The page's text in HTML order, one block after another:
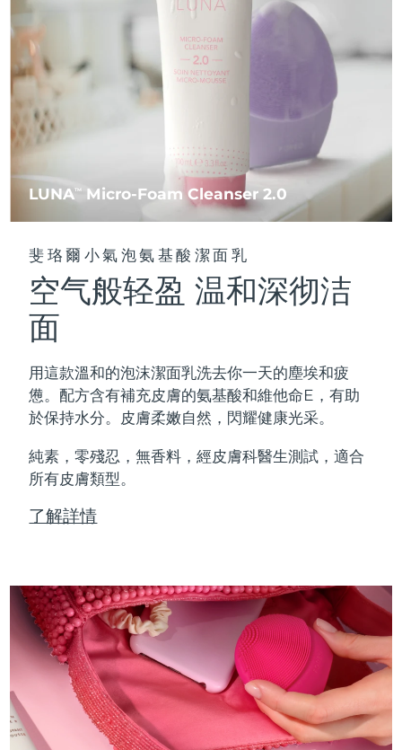
LUNATM Micro-Foam Cleanser 2.0
斐珞爾小氣泡氨基酸潔面乳
空气般轻盈 温和深彻洁
面
用這款溫和的泡沫潔面乳洗去你一天的塵埃和疲
憊。配方含有補充皮膚的氨基酸和維他命E，有助
於保持水分。皮膚柔嫩自然，閃耀健康光采。
純素，零殘忍，無香料，經皮膚科醫生測試，適合
所有皮膚類型。
了解詳情
LUNA™ 4 mini
For young skin, T-zone
LUNA™ 4 go
LUNA™護膚
Premium cleansers & balm
LUNA™ 設備
All facial cleansing devices
面部提拉護理
Premium anti-aging skincare
BEAR™ 設備
UFO™ 3 mini
Red light therapy device for young skin
Portable red light therapy
面膜
UFO™ 設備
issa™ 4 smile
Hybrid silicone sonic toothbrush
For ages 0-3
issa™ Teeth Whitening Set
ISSA™ 設備
FAQ™ 101
Clinical anti-aging
FAQ™ 102
FAQ™ 103
Luxurious clinical anti-aging set
FAQ™ P1 Primer
Manuka honey primer
FAQ™護膚品
All FAQ™ skincare
FAQ™產品
All anti-aging treatments
FAQ™ 201
FAQ™ 202
FAQ™ 211
Anti-aging neck & décolleté LED mask
FAQ™ 221
Anti-aging LED hand mask
FAQ™護膚品
All FAQ™ skincare
FAQ™產品
All LED treatments
生髮
LED hair strengthening scalp massager
FAQ™ Scalp Serum
FAQ™護膚品
FAQ™產品
All hair treatments
肌膚年輕化
Full-Spectrum Red Light Therapy
FAQ™ 502
FAQ™ Red Light Serum
FAQ™ skincare
All FAQ™ skincare
FAQ™ products
保健品
NEW
專業治療
PEACH™ 2 Pro Max
Professional IPL hair removal device
PEACH™ 2
Travel-friendly IPL hair removal
PEACH™ Cooling Prep Gel
Cooling IPL hair removal gel
BEAR™ 2 body
Microcurrent body toning
LUNA™ 4 body
Firming body serum
痘肌護理
ESPADA™ 2
Acne treatment device
ESPADA™ Blemish Solution
Concentrated acne gel
眼部護理
IRIS™ 2
Rejuvenating eye massager
眼部護膚
Advanced eye care treatment
KIWI™ derma
Diamond microdermabrasion .
KIWI™
Blackhead remover
LUNA™ 4 hair
2-in-1 LED scalp massager
FLIP™ play advanced
LED light hairbrush
牙齒美白
NEW
issa™ Teeth Whitening Set
Dual LED + sonic device & 18% PAP gel
更多的
中國 預計送達日期11/08/2026
哥倫比亞 15/08/2026
克羅埃西亞 11/08/2026
賽普勒斯 12/08/2026
捷克 預計送達日期 11/08/2026
丹麥 預計送達日期11/08/2026
愛沙尼亞 預計送達日期
芬蘭 預計送達日期 11/08/2026
法屬玻里尼西亞 預計送達日期15/08/2026
直布羅陀
希臘
匈牙利 預計送達日期11/08/2026
冰島 預計送達日期12/08/2026
預計送達日期 09/08/2026
愛爾蘭 預計送達日期11/08/2026